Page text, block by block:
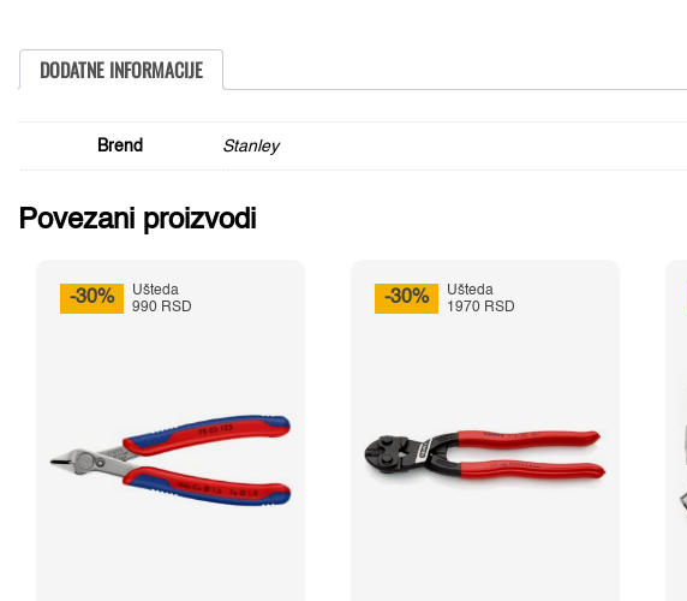
DODATNE INFORMACIJE
Brend Stanley
Povezani proizvodi
-30%
Ušteda
990 RSD
-30%
Ušteda
1970 RSD